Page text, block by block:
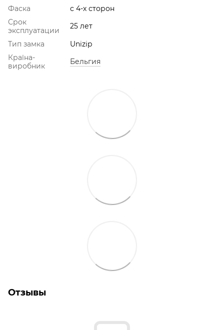
Фаска
с 4-х сторон
Срок
эксплуатации
25 лет
Тип замка
Unizip
Країна-
виробник
Бельгия
Отзывы